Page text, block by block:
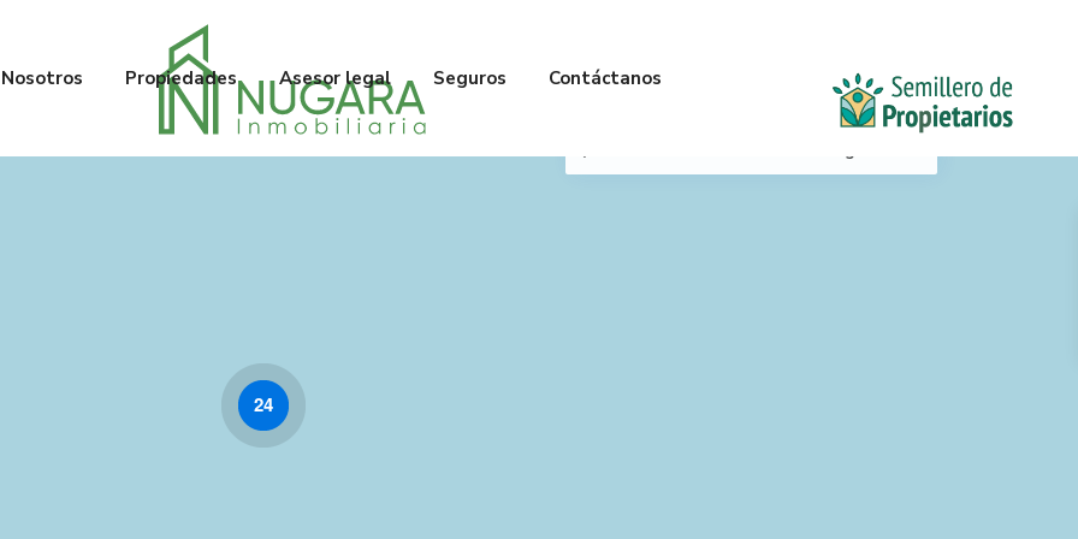
Nosotros Propiedades Asesor legal Seguros Contáctanos
24